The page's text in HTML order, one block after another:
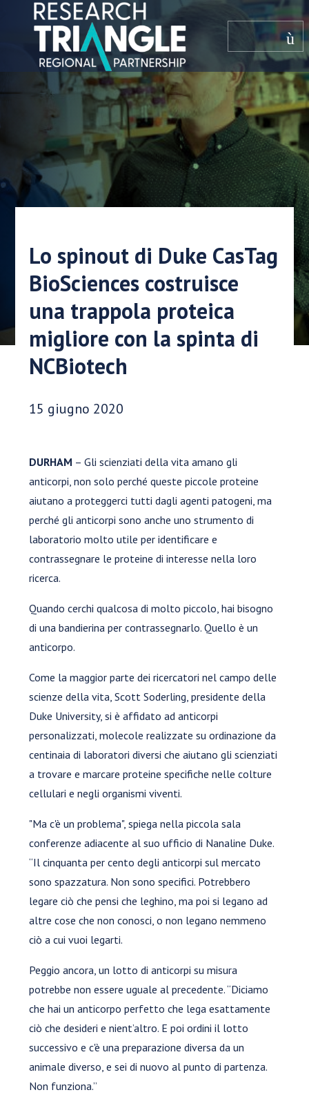
Salta al contenuto
menù
Lo spinout di Duke CasTag
BioSciences costruisce
una trappola proteica
migliore con la spinta di
NCBiotech
Data di pubblicazione:
15 giugno 2020
DURHAM – Gli scienziati della vita amano gli
anticorpi, non solo perché queste piccole proteine
aiutano a proteggerci tutti dagli agenti patogeni, ma
perché gli anticorpi sono anche uno strumento di
laboratorio molto utile per identificare e
contrassegnare le proteine di interesse nella loro
ricerca.
Quando cerchi qualcosa di molto piccolo, hai bisogno
di una bandierina per contrassegnarlo. Quello è un
anticorpo.
Come la maggior parte dei ricercatori nel campo delle
scienze della vita, Scott Soderling, presidente della
Duke University, si è affidato ad anticorpi
personalizzati, molecole realizzate su ordinazione da
centinaia di laboratori diversi che aiutano gli scienziati
a trovare e marcare proteine specifiche nelle colture
cellulari e negli organismi viventi.
"Ma c'è un problema", spiega nella piccola sala
conferenze adiacente al suo ufficio di Nanaline Duke.
“Il cinquanta per cento degli anticorpi sul mercato
sono spazzatura. Non sono specifici. Potrebbero
legare ciò che pensi che leghino, ma poi si legano ad
altre cose che non conosci, o non legano nemmeno
ciò a cui vuoi legarti.
Peggio ancora, un lotto di anticorpi su misura
potrebbe non essere uguale al precedente. “Diciamo
che hai un anticorpo perfetto che lega esattamente
ciò che desideri e nient’altro. E poi ordini il lotto
successivo e c'è una preparazione diversa da un
animale diverso, e sei di nuovo al punto di partenza.
Non funziona.”